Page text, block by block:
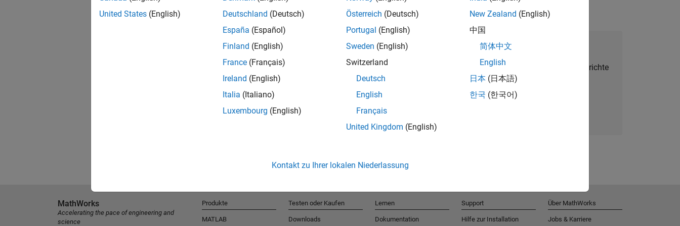
Talent Network beitreten
Erhalten Sie personalisierte Stellenangebote, Berichte
und Unternehmensneuigkeiten.
United States (English)
Deutschland (Deutsch)
España (Español)
Finland (English)
France (Français)
Ireland (English)
Italia (Italiano)
Luxembourg (English)
Österreich (Deutsch)
Portugal (English)
Sweden (English)
Switzerland
Deutsch
English
Français
United Kingdom (English)
New Zealand (English)
中国
简体中文
English
日本 (日本語)
한국 (한국어)
Kontakt zu Ihrer lokalen Niederlassung
MathWorks
Accelerating the pace of engineering and
science
Produkte
MATLAB
Testen oder Kaufen
Downloads
Lernen
Dokumentation
Support
Hilfe zur Installation
Über MathWorks
Jobs & Karriere